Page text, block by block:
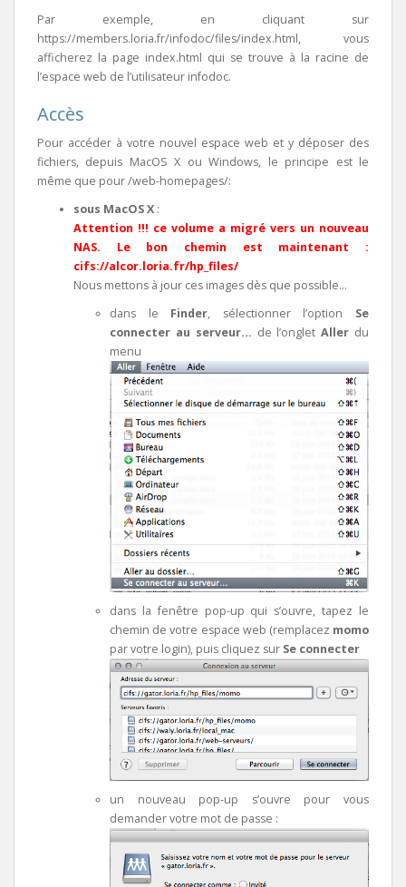
Par exemple, en cliquant sur
https://members.loria.fr/infodoc/files/index.html, vous
afficherez la page index.html qui se trouve à la racine de
l’espace web de l’utilisateur infodoc.
Accès
Pour accéder à votre nouvel espace web et y déposer des
fichiers, depuis MacOS X ou Windows, le principe est le
même que pour /web-homepages/:
sous MacOS X :
Attention !!! ce volume a migré vers un nouveau
NAS. Le bon chemin est maintenant :
cifs://alcor.loria.fr/hp_files/
Nous mettons à jour ces images dès que possible…
dans le Finder, sélectionner l’option Se
connecter au serveur… de l’ongletAller du
menu
dans la fenêtre pop-up qui s’ouvre, tapez le
chemin de votre espace web (remplacez momo
par votre login), puis cliquez sur Se connecter
un nouveau pop-up s’ouvre pour vous
demander votre mot de passe :